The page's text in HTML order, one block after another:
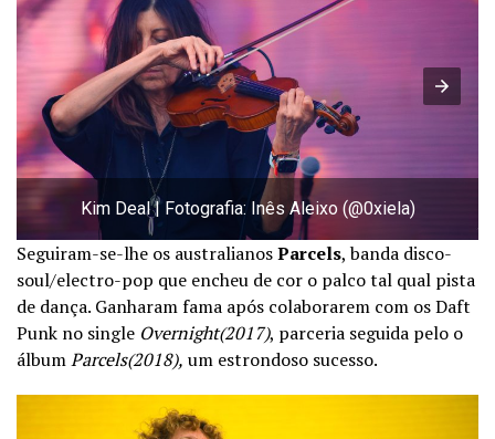
Kim Deal | Fotografia: Inês Aleixo (@0xiela)
Seguiram-se-lhe os australianosParcels, banda disco-
soul/electro-pop que encheu de cor o palco tal qual pista
de dança. Ganharam fama após colaborarem com os Daft
Punk no single Overnight(2017), parceria seguida pelo o
álbumParcels(2018), um estrondoso sucesso.